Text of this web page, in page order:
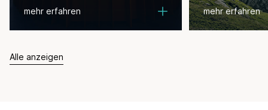
mehr erfahren mehr erfahren
Alle anzeigen